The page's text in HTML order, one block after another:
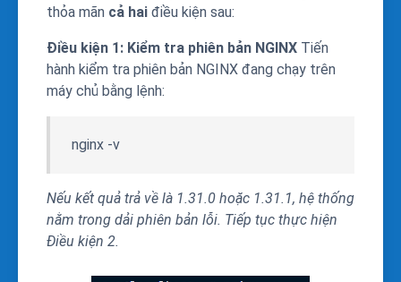
thỏa mãn cả hai điều kiện sau:
Điều kiện 1: Kiểm tra phiên bản NGINX Tiến
hành kiểm tra phiên bản NGINX đang chạy trên
máy chủ bằng lệnh:
nginx -v
Nếu kết quả trả về là 1.31.0 hoặc 1.31.1, hệ thống
nằm trong dải phiên bản lỗi. Tiếp tục thực hiện
Điều kiện 2.